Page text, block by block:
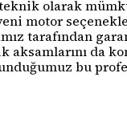
olarak
motor
tarafından
aksamlarını da
bu